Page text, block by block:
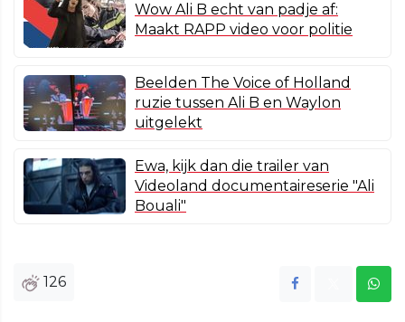
Wow Ali B echt van padje af:
Maakt RAPP video voor politie
Beelden The Voice of Holland
ruzie tussen Ali B en Waylon
uitgelekt
Ewa, kijk dan die trailer van
Videoland documentaireserie "Ali
Bouali"
126